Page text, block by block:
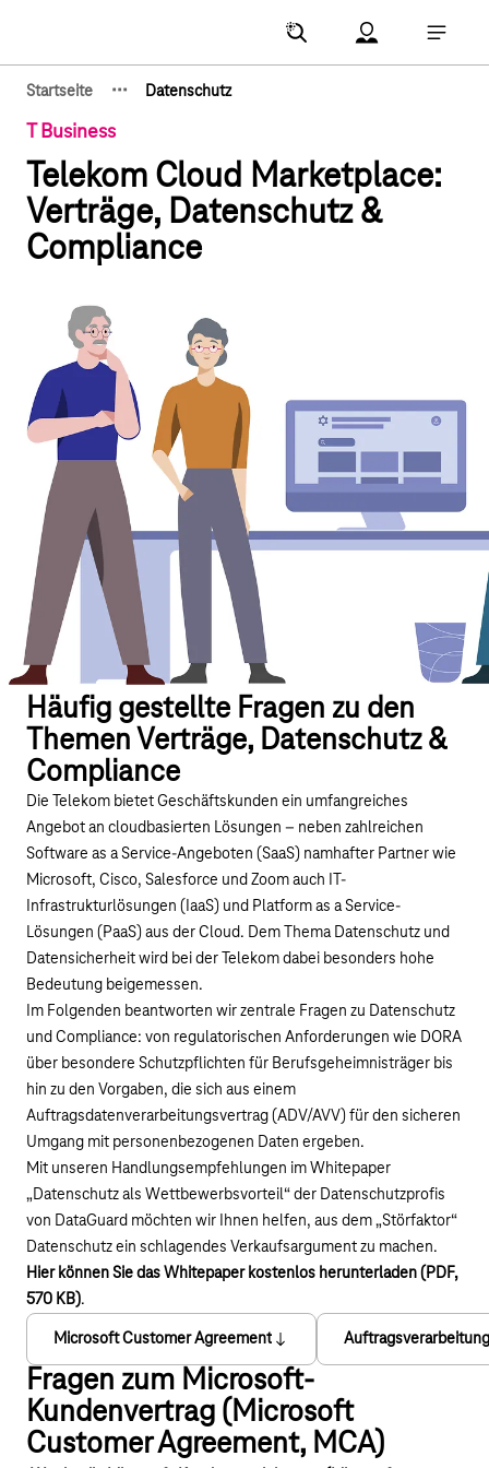
Account Menu
Startseite ··· Datenschutz
T Business
Telekom Cloud Marketplace:
Verträge, Datenschutz &
Compliance
Häufig gestellte Fragen zu den
Themen Verträge, Datenschutz &
Compliance
Die Telekom bietet Geschäftskunden ein umfangreiches
Angebot an cloudbasierten Lösungen – neben zahlreichen
Software as a Service-Angeboten (SaaS) namhafter Partner wie
Microsoft, Cisco, Salesforce und Zoom auch IT-
Infrastrukturlösungen (IaaS) und Platform as a Service-
Lösungen (PaaS) aus der Cloud. Dem Thema Datenschutz und
Datensicherheit wird bei der Telekom dabei besonders hohe
Bedeutung beigemessen.
Im Folgenden beantworten wir zentrale Fragen zu Datenschutz
und Compliance: von regulatorischen Anforderungen wie DORA
über besondere Schutzpflichten für Berufsgeheimnisträger bis
hin zu den Vorgaben, die sich aus einem
Auftragsdatenverarbeitungsvertrag (ADV/AVV) für den sicheren
Umgang mit personenbezogenen Daten ergeben.
Mit unseren Handlungsempfehlungen im Whitepaper
„Datenschutz als Wettbewerbsvorteil“ der Datenschutzprofis
von DataGuard möchten wir Ihnen helfen, aus dem „Störfaktor“
Datenschutz ein schlagendes Verkaufsargument zu machen.
Hier können Sie das Whitepaper kostenlos herunterladen (PDF,
570 KB).
Microsoft Customer Agreement
Fragen zum Microsoft-
Kundenvertrag (Microsoft
Customer Agreement, MCA)